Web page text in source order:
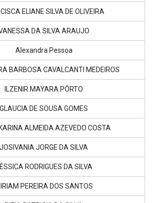
ELIANE SILVA DE OLIVEIRA
DA SILVA ARAUJO
Alexandra Pessoa
BARBOSA CAVALCANTI MEDEIROS
ILZENIR MAYARA PÔRTO
GLAUCIA DE SOUSA GOMES
ALMEIDA AZEVEDO COSTA
JOSIVANIA JORGE DA SILVA
RODRIGUES DA SILVA
PEREIRA DOS SANTOS